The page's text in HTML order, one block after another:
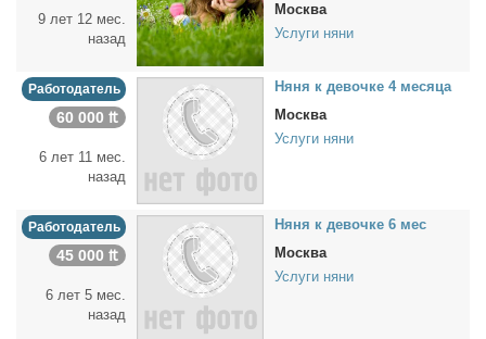
9 лет 12 мес.
назад
Москва
Услуги няни
Работодатель
60 000 ₶
6 лет 11 мес.
назад
Ня­ня к де­воч­ке 4 ме­ся­ца
Москва
Услуги няни
Работодатель
45 000 ₶
6 лет 5 мес.
назад
Ня­ня к де­воч­ке 6 мес
Москва
Услуги няни